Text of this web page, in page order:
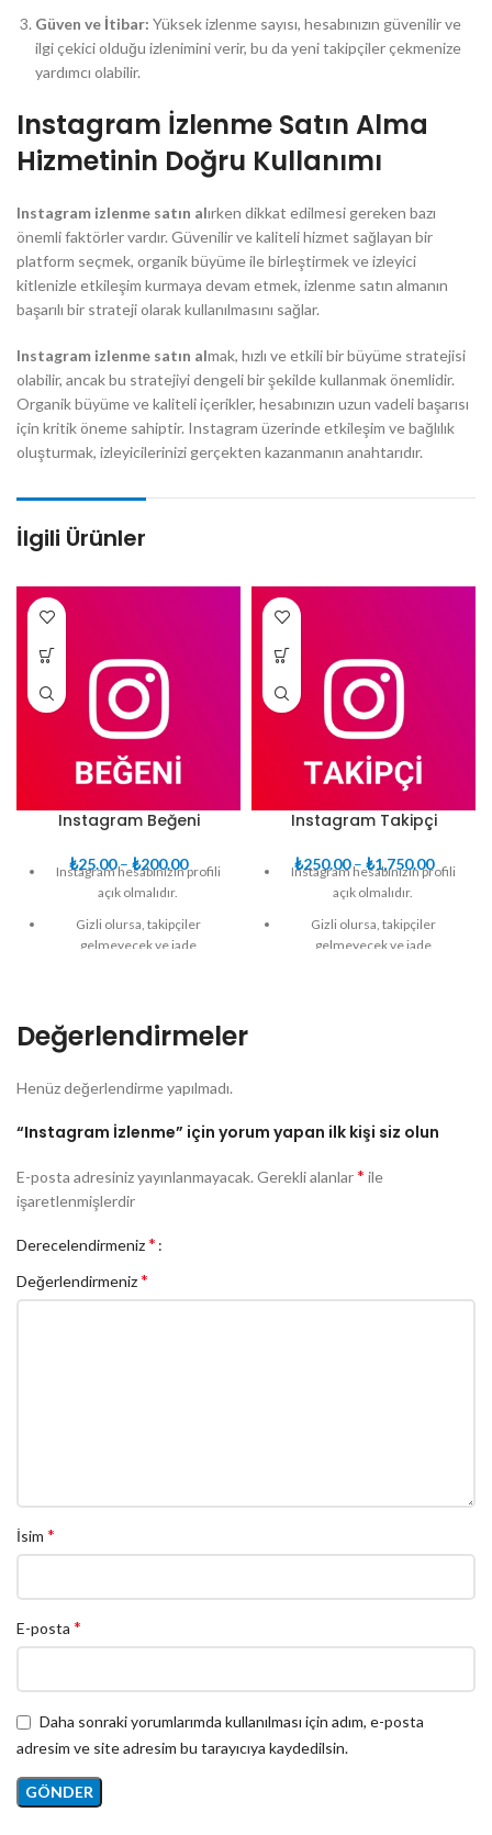
Güven ve İtibar: Yüksek izlenme sayısı, hesabınızın güvenilir ve
ilgi çekici olduğu izlenimini verir, bu da yeni takipçiler çekmenize
yardımcı olabilir.
Instagram İzlenme Satın Alma
Hizmetinin Doğru Kullanımı
Instagram izlenme satın alırken dikkat edilmesi gereken bazı
önemli faktörler vardır. Güvenilir ve kaliteli hizmet sağlayan bir
platform seçmek, organik büyüme ile birleştirmek ve izleyici
kitlenizle etkileşim kurmaya devam etmek, izlenme satın almanın
başarılı bir strateji olarak kullanılmasını sağlar.
Instagram izlenme satın almak, hızlı ve etkili bir büyüme stratejisi
olabilir, ancak bu stratejiyi dengeli bir şekilde kullanmak önemlidir.
Organik büyüme ve kaliteli içerikler, hesabınızın uzun vadeli başarısı
için kritik öneme sahiptir. Instagram üzerinde etkileşim ve bağlılık
oluşturmak, izleyicilerinizi gerçekten kazanmanın anahtarıdır.
İlgili Ürünler
Instagram Beğeni
₺25.00 – ₺200.00Fiyat
aralığı:
-
₺200.00
Instagram hesabınızın profili
açık olmalıdır.
Gizli olursa, takipçiler
gelmeyecek ve iade
%100 Türk takipçidir ve gerçek
Şifre vs istenmez.
gönderilir.
Instagram Takipçi
₺250.00 – ₺1,750.00Fiyat
-
Instagram hesabınızın profili
açık olmalıdır.
Gizli olursa, takipçiler
gelmeyecek ve iade
Düşme olabilir.
gönderilir.
Değerlendirmeler
Henüz değerlendirme yapılmadı.
“Instagram İzlenme” için yorum yapan ilk kişi siz olun
E-posta adresiniz yayınlanmayacak. Gerekli alanlar* ile
işaretlenmişlerdir
Derecelendirmeniz*
Değerlendirmeniz*
İsim *
E-posta *
Daha sonraki yorumlarımda kullanılması için adım, e-posta
adresim ve site adresim bu tarayıcıya kaydedilsin.